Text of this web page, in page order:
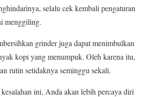
selalu cek kembali pengaturan
menggiling.
grinder juga dapat menimbulkan
kopi yang menumpuk. Oleh karena itu,
rutin setidaknya seminggu sekali.
ini, Anda akan lebih percaya diri